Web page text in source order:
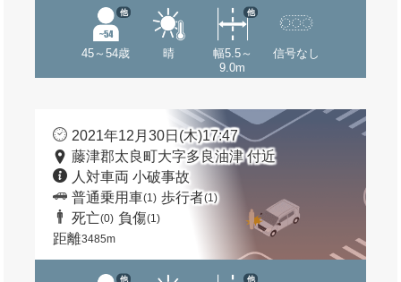
45～54歳
他
晴
幅5.5～
9.0m
他
信号なし
2021年12月30日(木)17:47
藤津郡太良町大字多良油津 付近
人対車両 小破事故
普通乗用車(1) 歩行者(1)
死亡(0) 負傷(1)
距離3485m
他 他